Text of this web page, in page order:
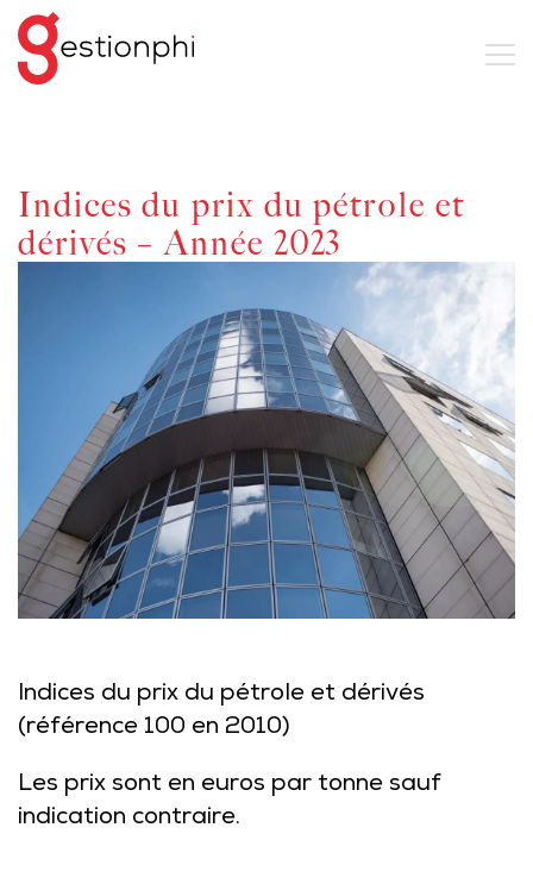
Indices du prix du pétrole et
dérivés – Année 2023
Indices du prix du pétrole et dérivés
(référence 100 en 2010)
Les prix sont en euros par tonne sauf
indication contraire.